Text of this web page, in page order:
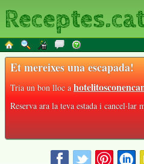
Et mereixes una escapada!
Tria un bon lloc a
Reserva ara la teva estada i cancel·lar